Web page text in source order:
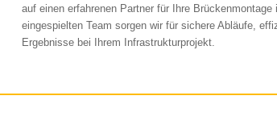
auf einen erfahrenen Partner für Ihre
eingespielten Team sorgen wir für sichere Abläufe,
Ergebnisse bei Ihrem Infrastrukturprojekt.